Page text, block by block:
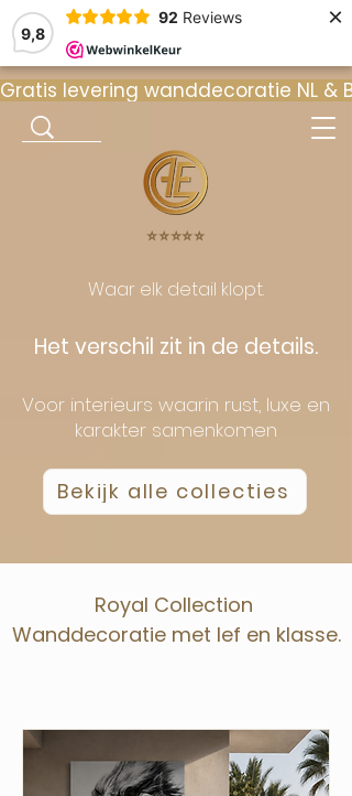
9,8
92 Reviews ×
Gratis levering wanddecoratie NL
⭐️⭐️⭐️⭐️⭐️
Waar elk detail klopt.
Het verschil zit in de details.
Voor interieurs waarin rust, luxe en
karakter samenkomen
Bekijk alle collecties
Royal Collection
Wanddecoratie met lef en klasse.